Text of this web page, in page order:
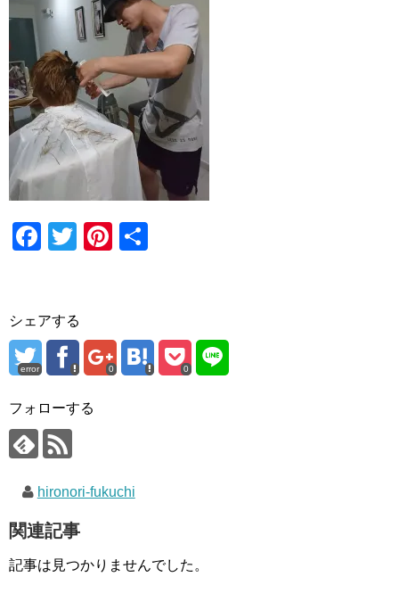
F
e
b
o
o
k
T
er
Pi
st
シェアする
error 0 0
フォローする
hironori-fukuchi
関連記事
記事は見つかりませんでした。